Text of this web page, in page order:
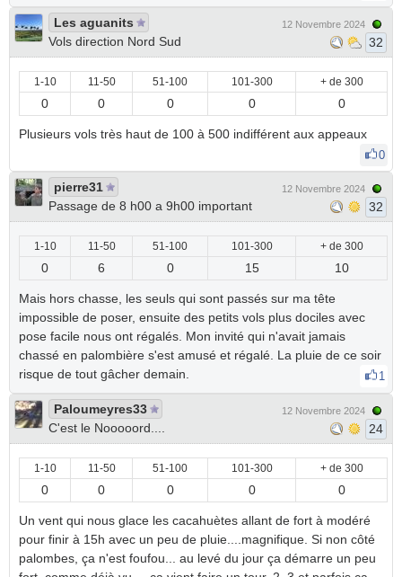
Les aguanits
Vols direction Nord Sud
12 Novembre 2024
32
1-10 11-50 51-100 101-300 + de 300
0 0 0 0 0
Plusieurs vols très haut de 100 à 500 indifférent aux appeaux
0
pierre31
Passage de 8 h00 a 9h00 important
12 Novembre 2024
32
1-10 11-50 51-100 101-300 + de 300
0 6 0 15 10
Mais hors chasse, les seuls qui sont passés sur ma tête
impossible de poser, ensuite des petits vols plus dociles avec
pose facile nous ont régalés. Mon invité qui n'avait jamais
chassé en palombière s'est amusé et régalé. La pluie de ce soir
risque de tout gâcher demain.
1
Paloumeyres33
C'est le Nooooord....
12 Novembre 2024
24
1-10 11-50 51-100 101-300 + de 300
0 0 0 0 0
Un vent qui nous glace les cacahuètes allant de fort à modéré
pour finir à 15h avec un peu de pluie....magnifique. Si non côté
palombes, ça n'est foufou... au levé du jour ça démarre un peu